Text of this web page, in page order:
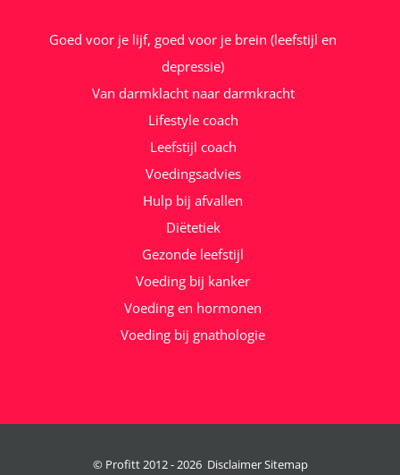
Goed voor je lijf, goed voor je brein (leefstijl en
depressie)
Van darmklacht naar darmkracht
Lifestyle coach
Leefstijl coach
Voedingsadvies
Hulp bij afvallen
Diëtetiek
Gezonde leefstijl
Voeding bij kanker
Voeding en hormonen
Voeding bij gnathologie
© Profitt 2012 -2026 DisclaimerSitemap